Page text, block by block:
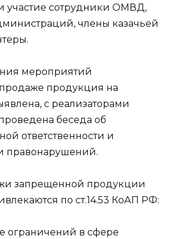
участие сотрудники ОМВД,
члены казачьей
мероприятий
продукция на
с реализаторами
беседа об
ответственности и
правонарушений.
запрещенной продукции
по ст.14.53 КоАП РФ:
ограничений в сфере